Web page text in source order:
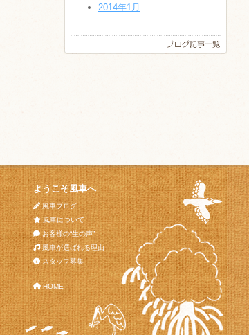
2014年1月
ようこそ風車へ
風車ブログ
風車について
お客様の“生の声”
風車が選ばれる理由
スタッフ募集
HOME